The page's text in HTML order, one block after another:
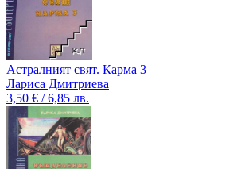
Астралният свят. Карма 3
Лариса Дмитриева
3,50 € / 6,85 лв.